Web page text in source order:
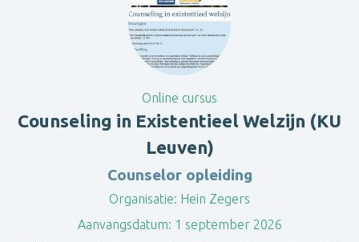
Online cursus
Counseling in Existentieel Welzijn (KU
Leuven)
Counselor opleiding
Organisatie: Hein Zegers
Aanvangsdatum: 1 september 2026